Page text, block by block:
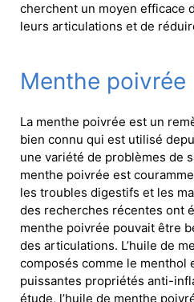
cherchent un moyen efficace
leurs articulations et de
Menthe poivrée
La menthe poivrée est un
bien connu qui est utilisé
une variété de problèmes de
menthe poivrée est
les troubles digestifs et les
des recherches récentes ont
menthe poivrée pouvait être
des articulations. L’huile de
composés comme le menthol
puissantes propriétés anti-
étude, l’huile de menthe